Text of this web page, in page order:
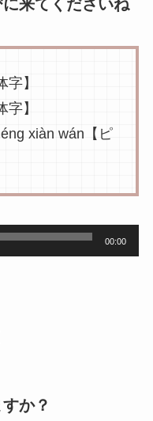
来てくださいね
】
】
xiàn wán【ピ
00:00
か？